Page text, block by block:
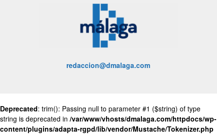
redaccion@dmalaga.com
Deprecated: trim(): Passing null to parameter #1 ($string) of type
string is deprecated in /var/www/vhosts/dmalaga.com/httpdocs/wp-
content/plugins/adapta-rgpd/lib/vendor/Mustache/Tokenizer.php